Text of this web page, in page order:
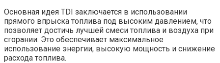
Основная идея TDI заключается в использовании
прямого впрыска топлива под высоким давлением, что
позволяет достичь лучшей смеси топлива и воздуха при
сгорании. Это обеспечивает максимальное
использование энергии, высокую мощность и снижение
расхода топлива.